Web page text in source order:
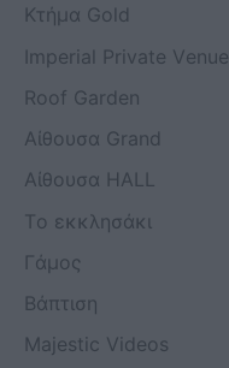
Κτήμα Gold
Imperial Private Venue
Roof Garden
Αίθουσα Grand
Aίθουσα HALL
Το εκκλησάκι
Γάμος
Βάπτιση
Majestic Videos